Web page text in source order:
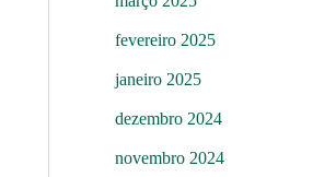
fevereiro 2025
janeiro 2025
dezembro 2024
novembro 2024